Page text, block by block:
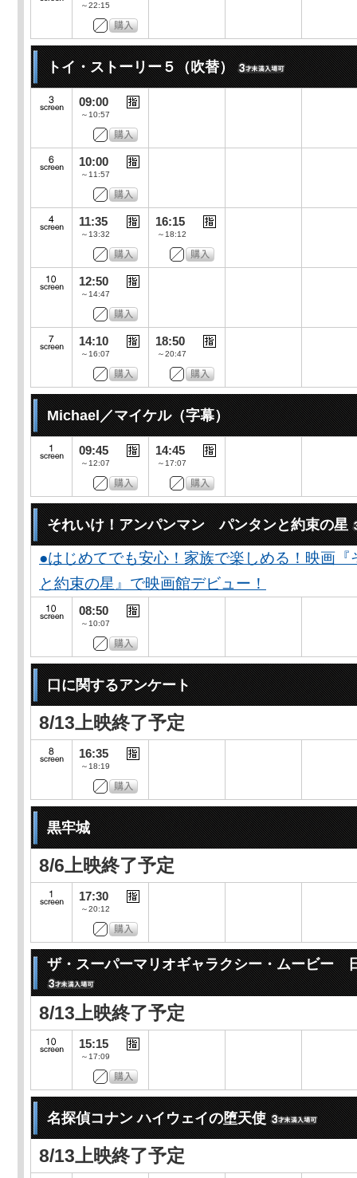
～22:15
トイ・ストーリー５（吹替）
09:00
～10:57
10:00
～11:57
11:35
～13:32
16:15
～18:12
12:50
～14:47
14:10
～16:07
18:50
～20:47
Michael／マイケル（字幕）
09:45
～12:07
14:45
～17:07
それいけ！アンパンマン パンタンと約束の星
●はじめてでも安心！家族で楽しめる！映画
と約束の星』で映画館デビュー！
08:50
～10:07
口に関するアンケート
8/13上映終了予定
16:35
～18:19
黒牢城
8/6上映終了予定
17:30
～20:12
ザ・スーパーマリオギャラクシー・ムービー
8/13上映終了予定
15:15
～17:09
名探偵コナン ハイウェイの堕天使
8/13上映終了予定